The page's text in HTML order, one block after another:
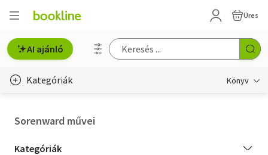
Üres
AI ajánló
Kategóriák Könyv
Sorenward művei
Kategória
Kategóriák